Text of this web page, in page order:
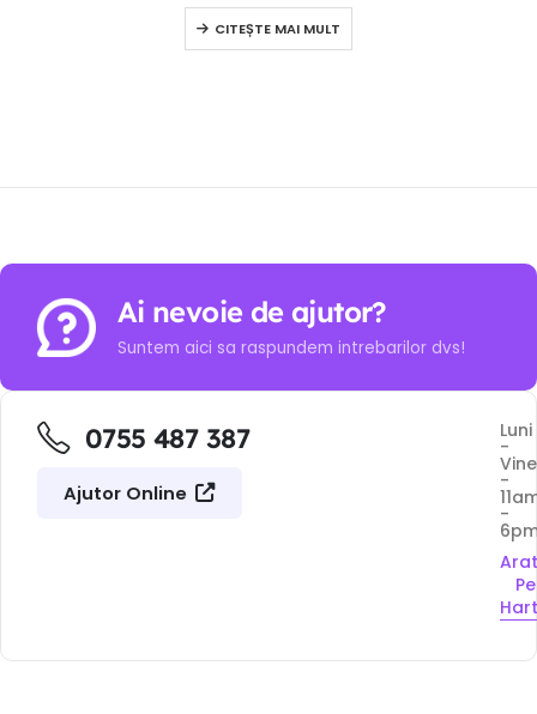
0out of 5
CITEȘTE MAI MULT
Ai nevoie de ajutor?
Suntem aici sa raspundem intrebarilor dvs!
0755 487 387
Ajutor Online
Luni
-
-
-
Pe